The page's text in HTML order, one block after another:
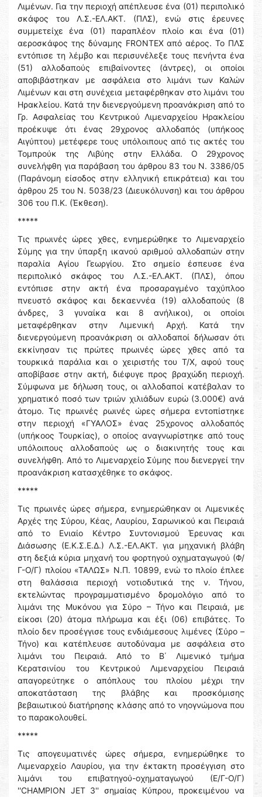
Λιμένων. Για την περιοχή απέπλευσε ένα (01) περιπολικό
σκάφος του Λ.Σ.-ΕΛ.ΑΚΤ. (ΠΛΣ), ενώ στις έρευνες
συμμετείχε ένα (01) παραπλέον πλοίο και ένα (01)
αεροσκάφος της δύναμης FRONTEX από αέρος. Το ΠΛΣ
εντόπισε τη λέμβο και περισυνέλεξε τους πενήντα ένα
(51) αλλοδαπούς επιβαίνοντες (άντρες), οι οποίοι
αποβιβάστηκαν με ασφάλεια στο λιμάνι των Καλών
Λιμένων και στη συνέχεια μεταφέρθηκαν στο λιμάνι του
Ηρακλείου. Κατά την διενεργούμενη προανάκριση από το
Γρ. Ασφαλείας του Κεντρικού Λιμεναρχείου Ηρακλείου
προέκυψε ότι ένας 29χρονος αλλοδαπός (υπήκοος
Αιγύπτου) μετέφερε τους υπόλοιπους από τις ακτές του
Τομπρούκ της Λιβύης στην Ελλάδα. Ο 29χρονος
συνελήφθη για παράβαση του άρθρου 83 του Ν. 3386/05
(Παράνομη είσοδος στην ελληνική επικράτεια) και του
άρθρου 25 του Ν. 5038/23 (Διευκόλυνση) και του άρθρου
306 του Π.Κ. (Έκθεση).
*****
Τις πρωινές ώρες χθες, ενημερώθηκε το Λιμεναρχείο
Σύμης για την ύπαρξη ικανού αριθμού αλλοδαπών στην
παραλία Αγίου Γεωργίου. Στο σημείο έσπευσε ένα
περιπολικό σκάφος του Λ.Σ.-ΕΛ.ΑΚΤ. (ΠΛΣ), όπου
εντόπισε στην ακτή ένα προσαραγμένο ταχύπλοο
πνευστό σκάφος και δεκαεννέα (19) αλλοδαπούς (8
άνδρες, 3 γυναίκα και 8 ανήλικοι), οι οποίοι
μεταφέρθηκαν στην Λιμενική Αρχή. Κατά την
διενεργούμενη προανάκριση οι αλλοδαποί δήλωσαν ότι
εκκίνησαν τις πρώτες πρωινές ώρες χθες από τα
τουρκικά παράλια και ο χειριστής του Τ/Χ, αφού τους
αποβίβασε στην ακτή, διέφυγε προς βραχώδη περιοχή.
Σύμφωνα με δήλωση τους, οι αλλοδαποί κατέβαλαν το
χρηματικό ποσό των τριών χιλιάδων ευρώ (3.000€) ανά
άτομο. Τις πρωινές ρωινές ώρες σήμερα εντοπίστηκε
στην περιοχή «ΓΥΑΛΟΣ» ένας 25χρονος αλλοδαπός
(υπήκοος Τουρκίας), ο οποίος αναγνωρίστηκε από τους
υπόλοιπους αλλοδαπούς ως ο διακινητής τους και
συνελήφθη. Από το Λιμεναρχείο Σύμης που διενεργεί την
προανάκριση κατασχέθηκε το σκάφος.
*****
Τις πρωινές ώρες σήμερα, ενημερώθηκαν οι Λιμενικές
Αρχές της Σύρου, Κέας, Λαυρίου, Σαρωνικού και Πειραιά
από το Ενιαίο Κέντρο Συντονισμού Έρευνας και
Διάσωσης (Ε.Κ.Σ.Ε.Δ.) Λ.Σ.-ΕΛ.ΑΚΤ. για μηχανική βλάβη
στη δεξιά κύρια μηχανή του φορτηγού οχηματαγωγού (Φ/
Γ-Ο/Γ) πλοίου «ΤΑΛΩΣ» Ν.Π. 10899, ενώ το πλοίο έπλεε
στη θαλάσσια περιοχή νοτιοδυτικά της ν. Τήνου,
εκτελώντας προγραμματισμένο δρομολόγιο από το
λιμάνι της Μυκόνου για Σύρο – Τήνο και Πειραιά, με
είκοσι (20) άτομα πλήρωμα και έξι (06) επιβάτες. Το
πλοίο δεν προσέγγισε τους ενδιάμεσους λιμένες (Σύρο –
Τήνο) και κατέπλευσε αυτοδύναμα με ασφάλεια στο
λιμάνι του Πειραιά. Από το Β΄ Λιμενικό τμήμα
Κερατσινίου του Κεντρικού Λιμεναρχείου Πειραιά
απαγορεύτηκε ο απόπλους του πλοίου μέχρι την
αποκατάσταση της βλάβης και προσκόμισης
βεβαιωτικού διατήρησης κλάσης από το νηογνώμονα που
το παρακολουθεί.
*****
Τις απογευματινές ώρες σήμερα, ενημερώθηκε το
Λιμεναρχείο Λαυρίου, για την έκτακτη προσέγγιση στο
λιμάνι του επιβατηγού-οχηματαγωγού (Ε/Γ-Ο/Γ)
''CHAMPION JET 3'' σημαίας Κύπρου, προκειμένου να